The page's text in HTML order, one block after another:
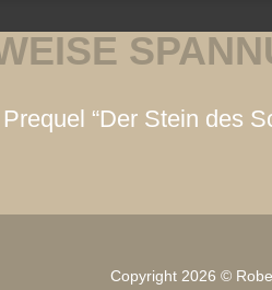
“Der Stein des
Copyright 2026 ©